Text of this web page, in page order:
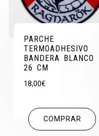
PARCHE
TERMOADHESIVO
BANDERA BLANCO
26 CM
18,00€
COMPRAR